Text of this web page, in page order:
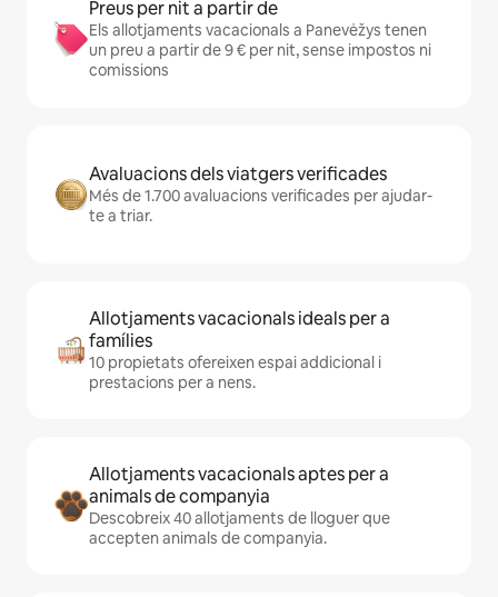
Preus per nit a partir de
Els allotjaments vacacionals a Panevėžys tenen
un preu a partir de 9 € per nit, sense impostos ni
comissions
Avaluacions dels viatgers verificades
Més de 1.700 avaluacions verificades per ajudar-
te a triar.
Allotjaments vacacionals ideals per a
famílies
10 propietats ofereixen espai addicional i
prestacions per a nens.
Allotjaments vacacionals aptes per a
animals de companyia
Descobreix 40 allotjaments de lloguer que
accepten animals de companyia.